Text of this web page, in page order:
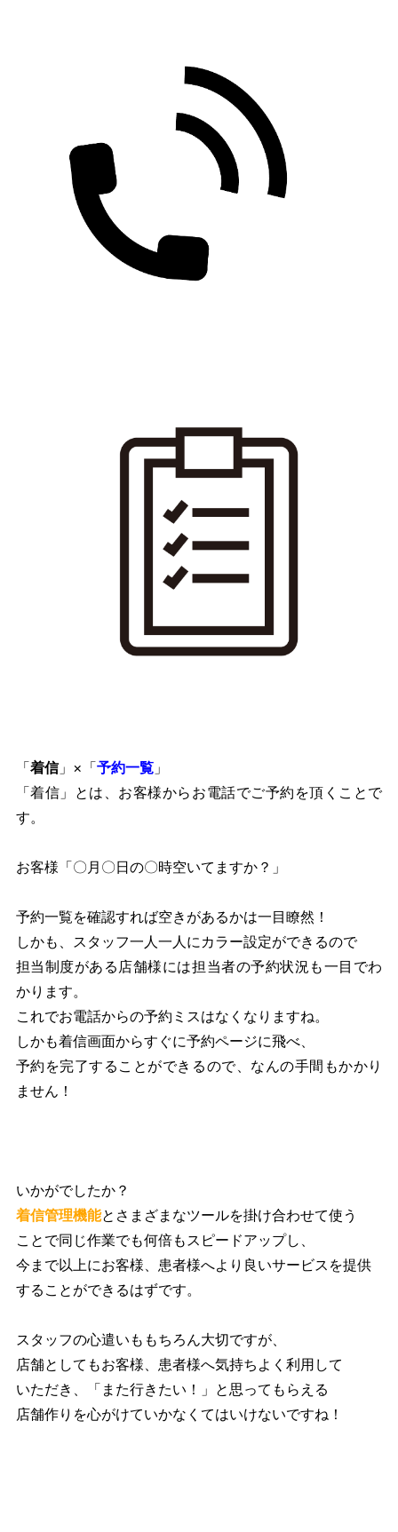
「着信」×「予約一覧」
「着信」とは、お客様からお電話でご予約を頂くことで
す。
お客様「〇月〇日の〇時空いてますか？」
予約一覧を確認すれば空きがあるかは一目瞭然！
しかも、スタッフ一人一人にカラー設定ができるので
担当制度がある店舗様には担当者の予約状況も一目でわ
かります。
これでお電話からの予約ミスはなくなりますね。
しかも着信画面からすぐに予約ページに飛べ、
予約を完了することができるので、なんの手間もかかり
ません！
いかがでしたか？
着信管理機能とさまざまなツールを掛け合わせて使う
ことで同じ作業でも何倍もスピードアップし、
今まで以上にお客様、患者様へより良いサービスを提供
することができるはずです。
スタッフの心遣いももちろん大切ですが、
店舗としてもお客様、患者様へ気持ちよく利用して
いただき、「また行きたい！」と思ってもらえる
店舗作りを心がけていかなくてはいけないですね！